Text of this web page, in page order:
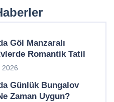
Göl Manzaralı
Romantik Tatil
2026
Günlük Bungalov
Zaman Uygun?